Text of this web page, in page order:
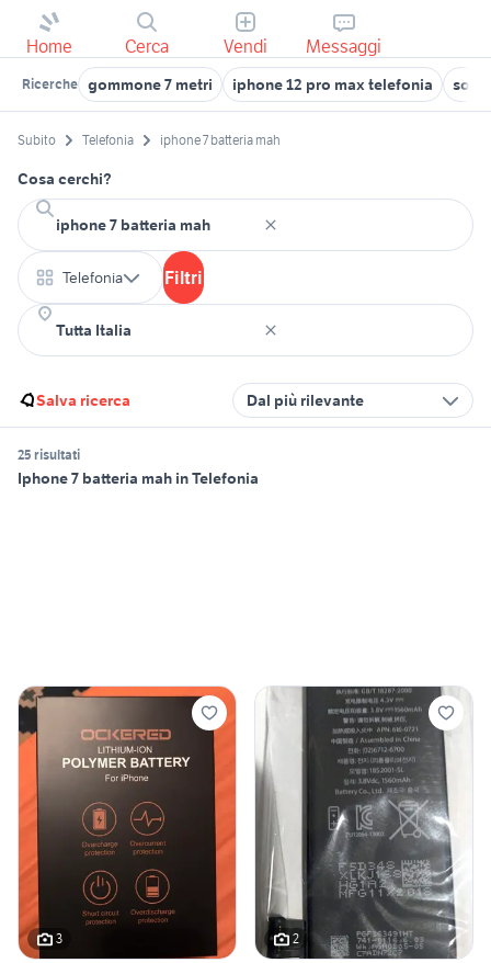
Home Cerca Vendi Messaggi
Ricerche gommone 7 metri iphone 12 pro max telefonia
Subito Telefonia iphone 7 batteria mah
Cosa cerchi?
Telefonia Filtri
Salva ricerca Dal più rilevante
25 risultati
Iphone 7 batteria mah in Telefonia
3 2